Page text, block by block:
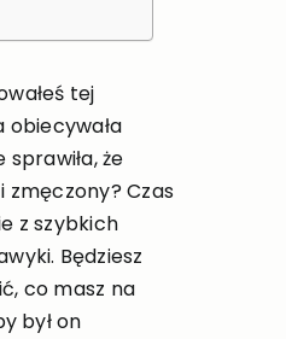
tej
obiecywała
że
zmęczony? Czas
z szybkich
Będziesz
co masz na
był on